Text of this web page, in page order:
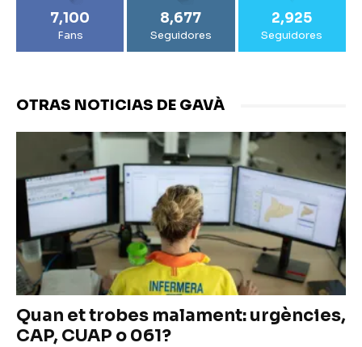
7,100
Fans
8,677
Seguidores
2,925
Seguidores
OTRAS NOTICIAS DE GAVÀ
Quan et trobes malament: urgències,
CAP, CUAP o 061?